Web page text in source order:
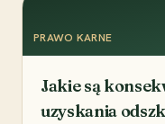
PRAWO KARNE
Jakie są
uzyskania